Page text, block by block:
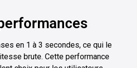
en 1 à 3 secondes, ce qui le
brute. Cette performance